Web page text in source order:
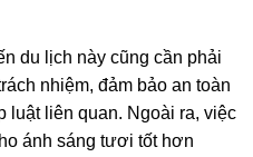
du lịch này cũng cần phải
nhiệm, đảm bảo an toàn
luật liên quan. Ngoài ra, việc
ánh sáng tươi tốt hơn